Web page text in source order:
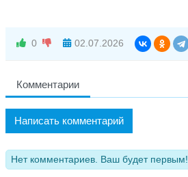
0 02.07.2026
Комментарии
Написать комментарий
Нет комментариев. Ваш будет первым!